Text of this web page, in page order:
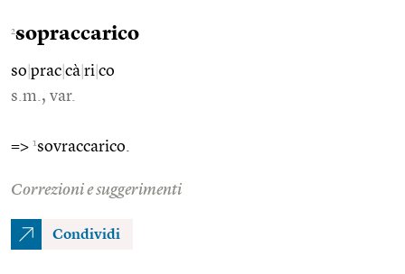
2sopraccarico
so prac cà ri co
s.m., var.
=> 1sovraccarico.
Correzioni e suggerimenti
Condividi